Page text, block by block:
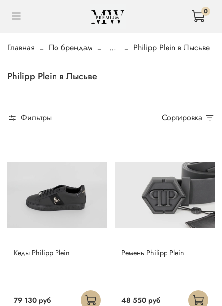
0
Главная По брендам ... Philipp Plein в Лысьве
Philipp Plein в Лысьве
Фильтры Сортировка
Кеды Philipp Plein
79 130 руб
Ремень Philipp Plein
48 550 руб